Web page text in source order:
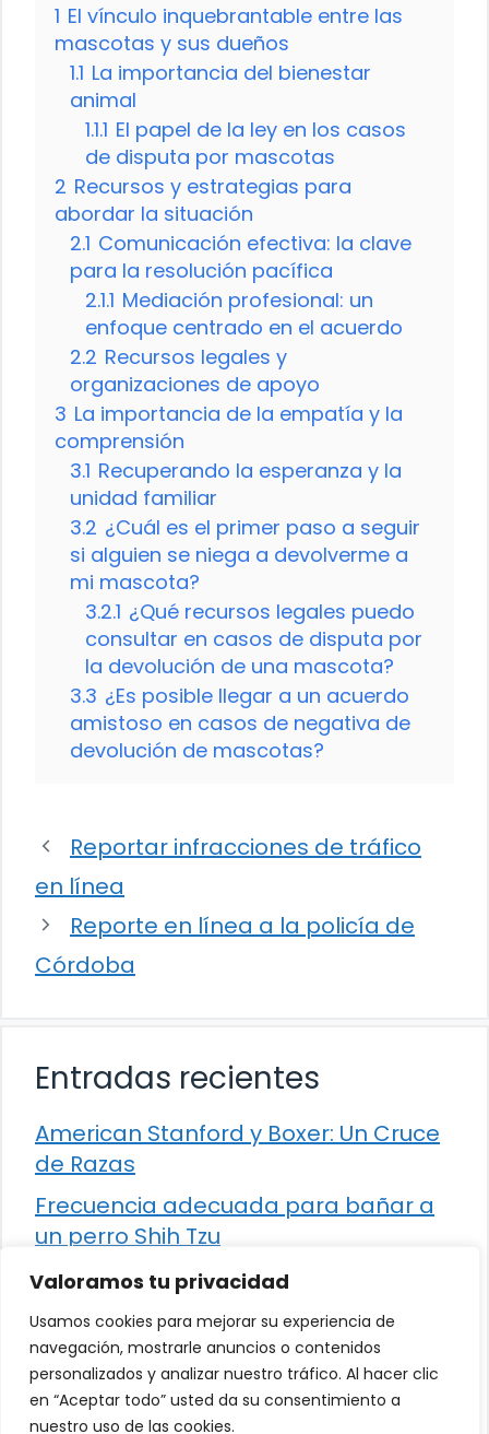
Valoramos tu privacidad
Usamos cookies para mejorar su experiencia de
navegación, mostrarle anuncios o contenidos
personalizados y analizar nuestro tráfico. Al hacer clic
en “Aceptar todo” usted da su consentimiento a
nuestro uso de las cookies.
1 El vínculo inquebrantable entre las
mascotas y sus dueños
1.1 La importancia del bienestar
animal
1.1.1 El papel de la ley en los casos
de disputa por mascotas
2 Recursos y estrategias para
abordar la situación
2.1 Comunicación efectiva: la clave
para la resolución pacífica
2.1.1 Mediación profesional: un
enfoque centrado en el acuerdo
2.2 Recursos legales y
organizaciones de apoyo
3 La importancia de la empatía y la
comprensión
3.1 Recuperando la esperanza y la
unidad familiar
3.2 ¿Cuál es el primer paso a seguir
si alguien se niega a devolverme a
mi mascota?
3.2.1 ¿Qué recursos legales puedo
consultar en casos de disputa por
la devolución de una mascota?
3.3 ¿Es posible llegar a un acuerdo
amistoso en casos de negativa de
devolución de mascotas?
Reportar infracciones de tráfico
en línea
Reporte en línea a la policía de
Córdoba
Entradas recientes
American Stanford y Boxer: Un Cruce
de Razas
Frecuencia adecuada para bañar a
un perro Shih Tzu
Comparación entre Apache Storm y
Spark Streaming
Cómo detener la diarrea en un gato
¿Los frutos rojos son seguros para
que los perros los consuman?